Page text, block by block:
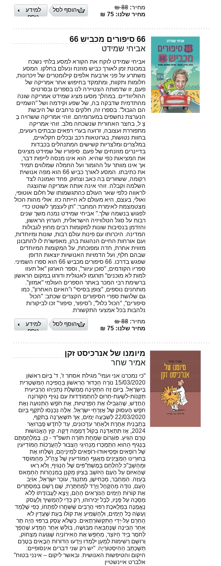
מחיר:88 ₪
מחיר שלנו: 75 ₪
למידע
נוסף
הוסף לסל
66 סיפורים מכביש 66
אביחי שמידט
אביחי שמידט לוקח את הקורא למסע בלתי נשכח
במכונת זמן לאורך כביש מוזנח ונעלם בחלקו. המסע
משתרע על פני ארבעת אלפים קילומטרים של זיכרונות,
חלומות ותקוות, ומתמקד בחיפוש אחר אמריקה של
פעם, זו שדמותה הצטיירה לנו בספרים ובסרטים
ההוליוודיים. במהלך מסעו מציג שמידט אמריקה שונה
מהתדמית שדבקה בה, של שפע וקידמה ושל "השמיים
הם הגבול". בספרו זה, חלקים נרחבים של היבשת
הנערצת נחשפים במערומיהם. זוהי אמריקה ששרויה בַ
צֵ ל, בחצר האחורית שנשכחה מלב. זוהי אמריקה
מתפוררת ועצובה, זרועה בערי רפאים ובבתים רעועים,
בחוות נטושות, בגרוטאות רכב ובכלים חקלאיים,
במלצרים ומלצריות קשישים המתנהלים בכבדות
בדיינרים מוזנחים של פעם. סיפוריו של שמידט מציגים
את המציאות כפי שהיא. הוא אינו מנסה לייפות דבר,
אך אינו מוותר על ההומור ועל החמלה שמלווים תמיד
את כתיבתו. המסע לאורך כביש 66 הוא מפה אנושית
רקומה, ששזורים בה כאב וצחוק, פחד ואמונה לצד
השלמה וקבלה. זוהי אינה אותה אמריקה שהוצגה
לראווה כלפי שאר העולם כהתגשמותו של חלום אוטופי,
ואולי, בעצם, היא מעולם לא הייתה כזו. אולי מהות הכול
מצטמצמת לאימרת המחבר: "תן לעצמך לשוטט כדי
לפגוש בנשמה שלך." אביחי שמידט נמנה משך שנים
רבות על סגל הטלוויזיה הישראלית, הערוץ הראשון,
והזדמן בנסיבות שונות למקומות רבים מחוץ לגבולות
המדינה. היכרותו עם פינות עולם רבות, שונות ומיוחדות,
ועם אורחות החיים הנהוגות בהן, מאפשרת לו להתבונן
מזווית אחרת, חדה ומפוכחת, על המקומות המיוחדים
שבהם חלף, ועל הדמויות האנושיות יוצאות הדופן
שפגש בדרכו. 66 סיפורים מכביש 66 הוא ספרו השמיני.
ספריו הקודמים, "סוכן עיוור", וספר הארגון "אל תעזו
למות לא מוכנים" תורגמו לאנגלית ודורגו במקום הראשון
ברשימת רבי המכר באתר הספרים העולמי "אמזון".
מותחנים נוספים, "צופן בסיסי" ו"האיום האחרון", כמו
גם שלושת ספרי הסיפורים הקצרים שכתב: "הכול
סיפורים", "הכול כלול", ו"סיפור, סיפור" זכו לביקורות
נלהבות בכל אמצעי התקשורת.
מחיר:88 ₪
מחיר שלנו: 75 ₪
למידע
נוסף
הוסף לסל
מיומנו של אנרכיסט זקן
אמיר שחר
"כי נמכרנו אני ועמי" מגילת אסתר ז', ד' בְּיוֹם רִאשׁוֹן
15/03/2020 נוֹרָה הַכַּדּוּר הָרִאשׁוֹן בַּהֲפִיכָה הַמִּשְׁטָרִית
בְּיִשְׂרָאֵל. בְּיוֹם זֶה הִתְקִינָה מֶמְשֶׁלֶת נְתַנְיָהוּ הָרְבִיעִית
תַּקָּנוֹת-לִשְׁעַת-חֵרוּם לְהִתְמוֹדְדוּת עִם נְגִיף הַקּוֹרוֹנָה
הֶחָדָשׁ, שֶׁהִגְבִּילוּ אֶת הַפְּרָטִיּוּת, אֶת חֹפֶשׁ הַתְּנוּעָה וְאֶת
חֹפֶשׁ הָעִסּוּק שֶׁל אֶזְרְחֵי יִשְׂרָאֵל. אֵלֶּה נִכְנְסוּ לְתֹקֶף בְּיוֹם
22/03/2020 לְשִׁבְעָה יָמִים, אַךְ תִּשָּׁאַרְנָה בְּתֹקֶף,
בְּתַבְנִית אַחֶרֶת וּלְאַחַר עִדְכּוּנִים, עַד לְחֹדֶשׁ פֶבְּרוּאָר
2024, אָז תִּתְאַדֵּנָה בְּקוֹל דְּמָמָה דַּקָּה. קֵץ הָאֱנוֹשׁוּת
טֶרֶם הִגִּיעַ. פּוֹגְרוֹם שִׂמְחַת תּוֹרָה תשפ''ד - כֵּן. בְּמִלְחַמְתָּם
בַּנְּגִיף הַהוּא הִתְמַכְּרוּ מַנְהִיגֵי הַצִּבּוּר לְהַעֲרָכוֹת הַמּוֹדִיעִין
שֶׁל רוֹפְאִים וּפְסֵיאוּדוֹ-רוֹפְאִים לְמִינֵיהֶם, וְשָׁלְחוּ אֶת
בָּחוּרֵינוּ הַמְּצֻיָּנִים מֵאֲגַף הַמּוֹדִיעִין שֶׁל צַהַ''ל, מֵהַמּוֹסָד
וּמֵהַשַׁבַּ''כּ לְהִלָּחֵם בַּמָשְׁתָּ''פִּים שֶׁל הַנְּגִיף, וְלֹא רָאוּ
שֶׁהָאִיּוּם עַל הָעָם הַיּוֹשֵׁב בְּצִיּוֹן מְקַנֵּן בְּמִנְהָרוֹת הַחַמַאס
בְּעַזָּה. הַמְּחַבֵּר, מַכְחִישָׁן, מִתְנַגֵּד, עוֹכֵר יִשְׂרָאֵל, אוֹיֵב
הָעָם, נוּדָה מֵהַקָּהָל וְיָרַד לַמַּחְתֶּרֶת, שָׁם רָשַׁם בַּמִּסְתָּרִים
אֶת קוֹרוֹת הַיָּמִים הַנּוֹרָאִים הַהֵם, וְיָצָא לַעֲבוֹדָתוֹ לְלֹא
מַסֵּכָה עַל פָּנָיו, לְבַל יַכִּירוּהוּ, רַק כְּדֵי לְהַמְשִׁיךְ וְלַעֲסֹק
נֶאֱמָנָה בִּמְלֶאכֶת רִפּוּי הָרַבִּים שֶׁשִּׁחֲרוּ לְפִתְחוֹ, כְּפִי שֶׁלָּמַד
וְעָשָׂה כָּל הַיָּמִים, וּלְהַשְׁמִיעַ אֶת קוֹלוֹ בְּעֵת שֶׁעֲדַיִן לֹא
הֻחְרַם עַל-יְדֵי הַתִּקְשׁוֹרְתָאִים. כְּשֶׁלֹּא עָסַק בְּרִפּוּי הָיָה תָּר
אַחַר הַבִּינָה שֶׁנֶּחְבְּאָה מִבּוּשָׁה, בּוֹלֵשׁ אַחַר הַמַּדָּע שֶׁהָפַךְ
לְחֹמֶר בְּיַד הַיּוֹצֵר, מְחַפֵּשׂ אֶת הָאִירוֹנְיָה שֶׁגָּוְעָה מִצְּחוֹק,
וְרוֹשֵׁם רְשִׁימוֹת לְמַעַן יִלְמְדוּ וְיָדְעוּ הַדּוֹרוֹת הַבָּאִים בְּטֶרֶם
תְּשֻׁכְתַּב הַהִיסְטוֹרְיָה. "יש רק שני דברים אינסופיים:
היקום והטיפשות האנושית. ובאשר ליקום – אינני בטוח"
אלברט איינשטיין